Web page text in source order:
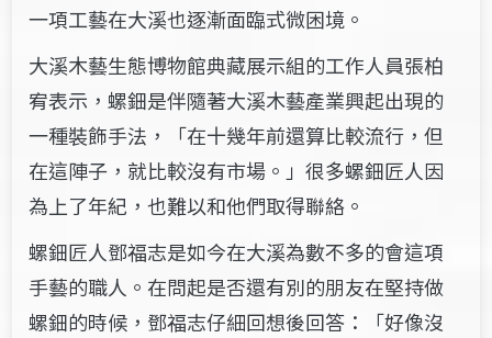
一項工藝在大溪也逐漸面臨式微困境。
大溪木藝生態博物館典藏展示組的工作人員張柏
宥表示，螺鈿是伴隨著大溪木藝產業興起出現的
一種裝飾手法，「在十幾年前還算比較流行，但
在這陣子，就比較沒有市場。」很多螺鈿匠人因
為上了年紀，也難以和他們取得聯絡。
螺鈿匠人鄧福志是如今在大溪為數不多的會這項
手藝的職人。在問起是否還有別的朋友在堅持做
螺鈿的時候，鄧福志仔細回想後回答：「好像沒